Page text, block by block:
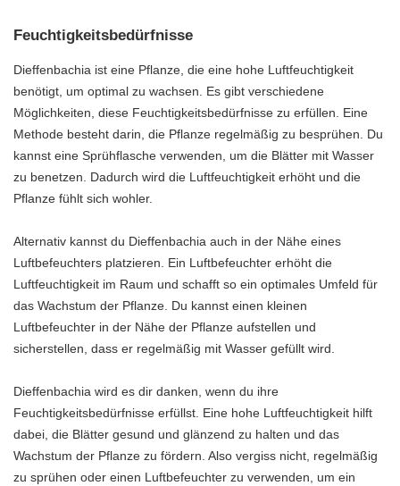
Feuchtigkeitsbedürfnisse
Dieffenbachia ist eine Pflanze, die eine hohe Luftfeuchtigkeit
benötigt, um optimal zu wachsen. Es gibt verschiedene
Möglichkeiten, diese Feuchtigkeitsbedürfnisse zu erfüllen. Eine
Methode besteht darin, die Pflanze regelmäßig zu besprühen. Du
kannst eine Sprühflasche verwenden, um die Blätter mit Wasser
zu benetzen. Dadurch wird die Luftfeuchtigkeit erhöht und die
Pflanze fühlt sich wohler.
Alternativ kannst du Dieffenbachia auch in der Nähe eines
Luftbefeuchters platzieren. Ein Luftbefeuchter erhöht die
Luftfeuchtigkeit im Raum und schafft so ein optimales Umfeld für
das Wachstum der Pflanze. Du kannst einen kleinen
Luftbefeuchter in der Nähe der Pflanze aufstellen und
sicherstellen, dass er regelmäßig mit Wasser gefüllt wird.
Dieffenbachia wird es dir danken, wenn du ihre
Feuchtigkeitsbedürfnisse erfüllst. Eine hohe Luftfeuchtigkeit hilft
dabei, die Blätter gesund und glänzend zu halten und das
Wachstum der Pflanze zu fördern. Also vergiss nicht, regelmäßig
zu sprühen oder einen Luftbefeuchter zu verwenden, um ein